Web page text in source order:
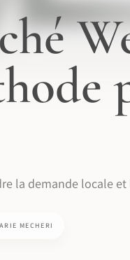
la demande locale
MECHERI